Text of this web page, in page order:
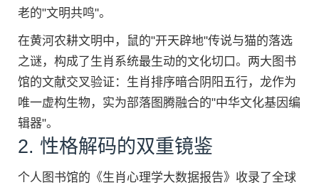
老的"文明共鸣"。
在黄河农耕文明中，鼠的"开天辟地"传说与猫的落选
之谜，构成了生肖系统最生动的文化切口。两大图书
馆的文献交叉验证：生肖排序暗合阴阳五行，龙作为
唯一虚构生物，实为部落图腾融合的"中华文化基因编
辑器"。
2. 性格解码的双重镜鉴
个人图书馆的《生肖心理学大数据报告》收录了全球